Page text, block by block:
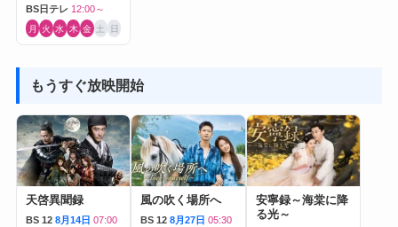
BS日テレ 12:00～
月 火 水 木 金 土 日
もうすぐ放映開始
天啓異聞録
BS 12 8月14日 07:00
風の吹く場所へ
BS 12 8月27日 05:30
安寧録～海棠に降
る光～